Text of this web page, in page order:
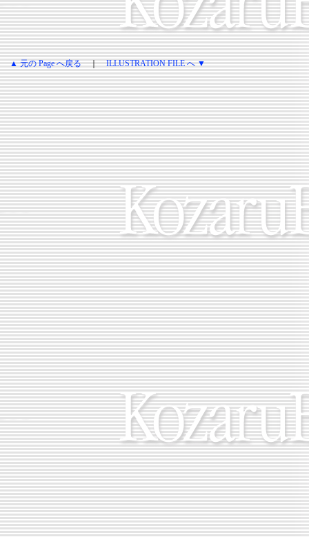
▲ 元の Page へ戻る｜ILLUSTRATION FILE へ ▼